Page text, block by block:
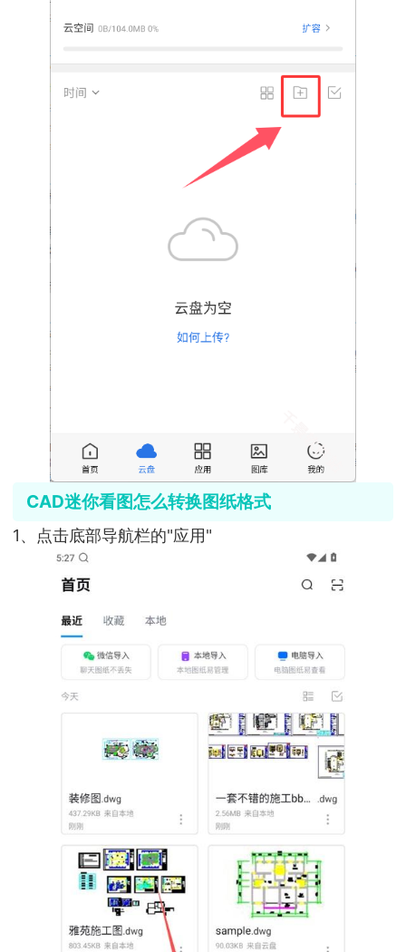
CAD迷你看图怎么转换图纸格式
1、点击底部导航栏的"应用"